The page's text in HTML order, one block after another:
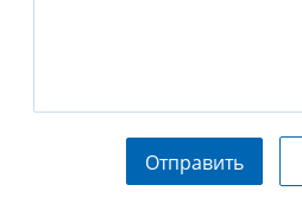
Отправить